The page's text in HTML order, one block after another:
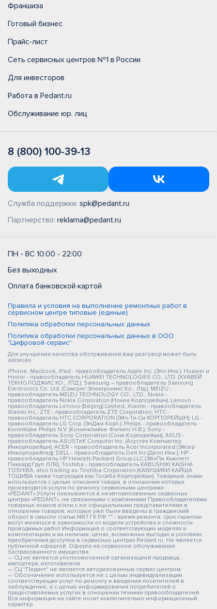
Франшиза
Готовый бизнес
Прайс-лист
Сеть сервисных центров №1 в России
Для инвесторов
Работа в Pedant.ru
Обслуживание юр. лиц
8 (800) 100-39-13
Служба поддержки: spk@pedant.ru
Партнерство: reklama@pedant.ru
ПН - ВС 10:00 - 22:00
Без выходных
Оплата банковской картой
Правила и условия на выполнение ремонтных работ в
сервисном центре типовые (единые)
Политика обработки персональных данных
Политика обработки персональных данных в ООО
"Цифровой сервис"
Для улучшения качества обслуживания ваш разговор может быть
записан
iPhone, Macbook, iPad - правообладатель Apple Inc. (Эпл Инк.); Huawei и
Honor - правообладатель HUAWEI TECHNOLOGIES CO., LTD. (ХУАВЕЙ
ТЕКНОЛОДЖИС КО., ЛТД.); Samsung – правообладатель Samsung
Electronics Co. Ltd. (Самсунг Электроникс Ко., Лтд.); MEIZU -
правообладатель MEIZU TECHNOLOGY CO., LTD.; Nokia -
правообладатель Nokia Corporation (Нокиа Корпорейшн); Lenovo -
правообладатель Lenovo (Beijing) Limited; Xiaomi - правообладатель
Xiaomi Inc.; ZTE - правообладатель ZTE Corporation; HTC -
правообладатель HTC CORPORATION (Эйч-Ти-Си КОРПОРЕЙШН); LG -
правообладатель LG Corp. (ЭлДжи Корп.); Philips - правообладатель
Koninklijke Philips N.V. (Конинклийке Филипс Н.В.); Sony -
правообладатель Sony Corporation (Сони Корпорейшн); ASUS -
правообладатель ASUSTeK Computer Inc. (Асустек Компьютер
Инкорпорейшн); ACER - правообладатель Acer Incorporated (Эйсер
Инкорпорейтед); DELL - правообладатель Dell Inc.(Делл Инк.); HP -
правообладатель HP Hewlett-Packard Group LLC (ЭйчПи Хьюлетт
Паккард Груп ЛЛК); Toshiba - правообладатель KABUSHIKI KAISHA
TOSHIBA, also trading as Toshiba Corporation (КАБУШИКИ КАЙША
ТОШИБА также торгующая как Тосиба Корпорейшн). Товарные знаки
используется с целью описания товара, в отношении которых
производятся услуги по ремонту сервисными центрами
«PEDANT».Услуги оказываются в неавторизованных сервисных
центрах «PEDANT», не связанными с компаниями Правообладателями
товарных знаков и/или с ее официальными представителями в
отношении товаров, которые уже были введены в гражданский
оборот в смысле статьи 1487 ГК РФ ** - время ремонта, срок гарантии
могут меняться в зависимости от модели устройства и сложности
проводимых работ Информация о соответствующих моделях и
комплектациях и их наличии, ценах, возможных выгодах и условиях
приобретения доступна в сервисных центрах Pedant.ru. Не является
публичной офертой. Оферта на сервисное обслуживание
Застрахованного имущества
— СЦ не является уполномоченной организацией продавца,
импортера, изготовителя.
— СЦ "Педант" не является авторизованным сервис центром.
— Обозначение используется не с целью индивидуализации
соответствующих услуг по ремонту и введения посетителей в
заблуждение, а с целью информирования потребителей о
предоставляемых услугах в отношении техники правообладателей.
Вся информация на сайте носит исключительно информационный
характер.